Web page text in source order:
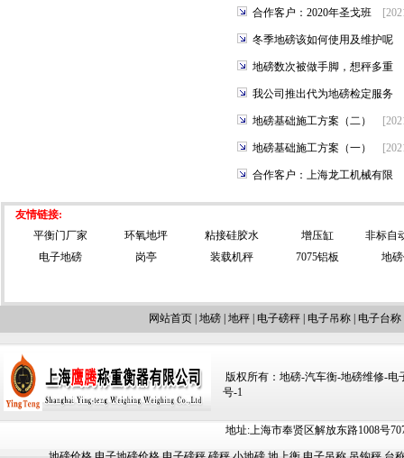
合作客户：2020年圣戈班
冬季地磅该如何使用及维护呢
地磅数次被做手脚，想秤多重
我公司推出代为地磅检定服务
地磅基础施工方案（二）
地磅基础施工方案（一）
合作客户：上海龙工机械有限
友情链接:
平衡门厂家
环氧地坪 粘接硅胶水 增压缸
非标自
电子地磅
岗亭 装载机秤 7075铝板 地
网站首页 地磅 地秤 电子磅秤 电子吊称 电子台称
版权所有：地磅-汽车衡-地磅维修-电
号-1
地址:上海市奉贤区解放东路1008号